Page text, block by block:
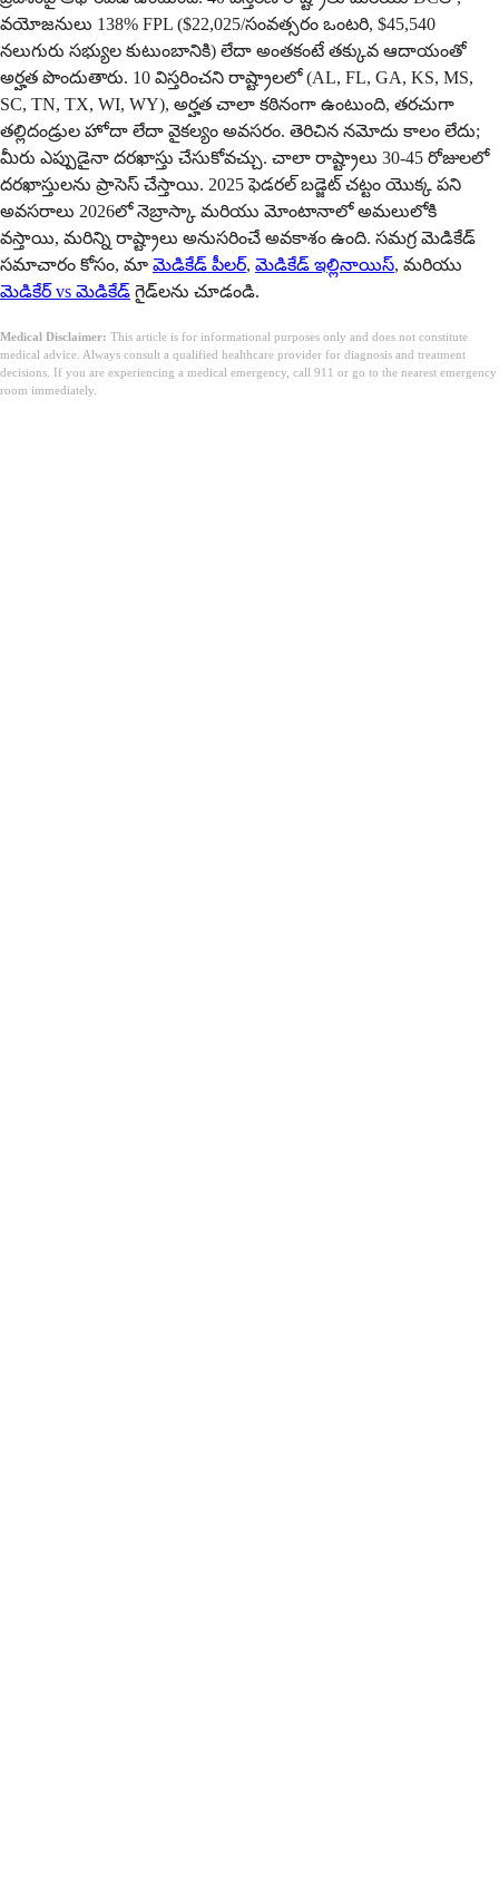
వయోజనులు 138% FPL ($22,025/సంవత్సరం ఒంటరి, $45,540
నలుగురు సభ్యుల కుటుంబానికి) లేదా అంతకంటే తక్కువ ఆదాయంతో
అర్హత పొందుతారు. 10 విస్తరించని రాష్ట్రాలలో (AL, FL, GA, KS, MS,
SC, TN, TX, WI, WY), అర్హత చాలా కఠినంగా ఉంటుంది, తరచుగా
తల్లిదండ్రుల హోదా లేదా వైకల్యం అవసరం. తెరిచిన నమోదు కాలం లేదు;
మీరు ఎప్పుడైనా దరఖాస్తు చేసుకోవచ్చు. చాలా రాష్ట్రాలు 30-45 రోజులలో
దరఖాస్తులను ప్రాసెస్ చేస్తాయి. 2025 ఫెడరల్ బడ్జెట్ చట్టం యొక్క పని
అవసరాలు 2026లో నెబ్రాస్కా మరియు మోంటానాలో అమలులోకి
వస్తాయి, మరిన్ని రాష్ట్రాలు అనుసరించే అవకాశం ఉంది. సమగ్ర మెడికేడ్
సమాచారం కోసం, మా మెడికేడ్ పీలర్, మెడికేడ్ ఇల్లినాయిస్, మరియు
మెడికేర్ vs మెడికేడ్ గైడ్‌లను చూడండి.
Medical Disclaimer: This article is for informational purposes only and does not constitute
medical advice. Always consult a qualified healthcare provider for diagnosis and treatment
decisions. If you are experiencing a medical emergency, call 911 or go to the nearest emergency
room immediately.